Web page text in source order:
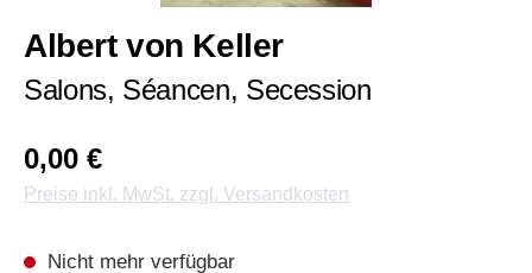
Albert von Keller
Salons, Séancen, Secession
0,00 €
Preise inkl. MwSt. zzgl. Versandkosten
Nicht mehr verfügbar